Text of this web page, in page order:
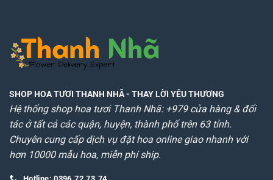
SHOP HOA TƯƠI THANH NHÃ- THAY LỜI YÊU THƯƠNG
Hệ thống shop hoa tươi Thanh Nhã: +979 cửa hàng & đối
tác ở tất cả các quận, huyện, thành phố trên 63 tỉnh.
Chuyên cung cấp dịch vụ đặt hoa online giao nhanh với
hơn 10000 mẫu hoa, miễn phí ship.